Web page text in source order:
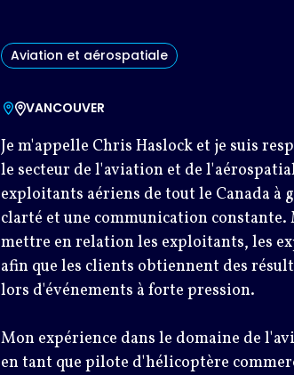
Aviation et aérospatiale
VANCOUVER
Je m'appelle Chris Haslock et je suis
le secteur de l'aviation et de
exploitants aériens de tout le Canada à
clarté et une communication
mettre en relation les exploitants, les
afin que les clients obtiennent des
lors d'événements à forte pression.
Mon expérience dans le domaine de
en tant que pilote d'hélicoptère